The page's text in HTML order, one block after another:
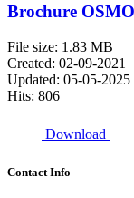
Brochure
File size: 1.83 MB
Created: 02-09-2021
Updated: 05-05-2025
Hits: 806
Download
Contact Info